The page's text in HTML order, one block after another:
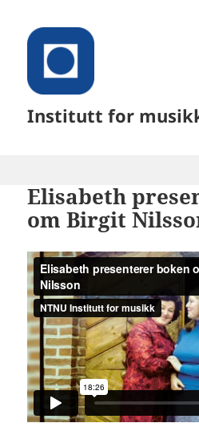
Institutt for
Elisabeth
om Birgit